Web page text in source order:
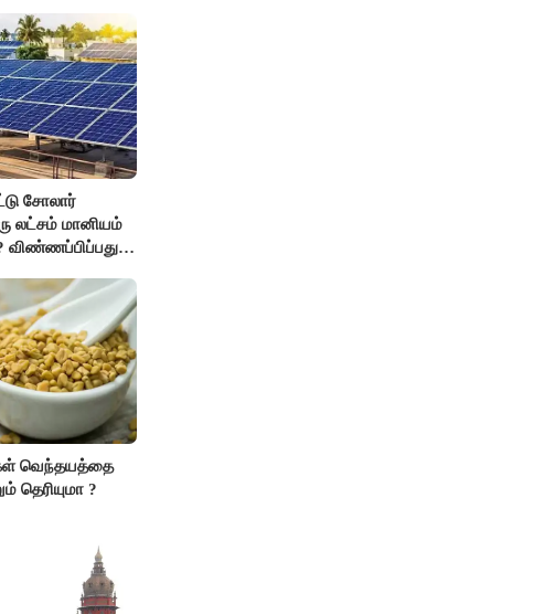
சோலார்
லட்சம் மானியம்
விண்ணப்பிப்பது
வெந்தயத்தை
தெரியுமா ?